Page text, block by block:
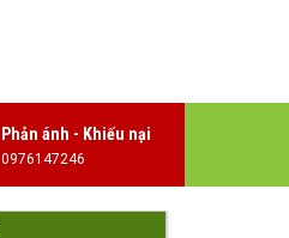
Phản ánh - Khiếu nại
0976147246